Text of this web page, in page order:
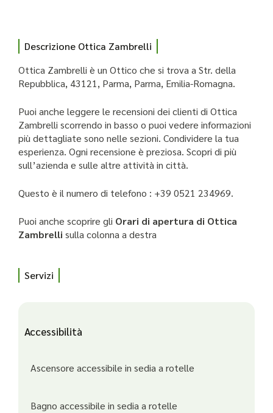
Descrizione Ottica Zambrelli
Ottica Zambrelli è un Ottico che si trova a Str. della
Repubblica, 43121, Parma, Parma, Emilia-Romagna.
Puoi anche leggere le recensioni dei clienti di Ottica
Zambrelli scorrendo in basso o puoi vedere informazioni
più dettagliate sono nelle sezioni. Condividere la tua
esperienza. Ogni recensione è preziosa. Scopri di più
sull’azienda e sulle altre attività in città.
Questo è il numero di telefono : +39 0521 234969.
Puoi anche scoprire gli Orari di apertura di Ottica
Zambrelli sulla colonna a destra
Servizi
Accessibilità
Ascensore accessibile in sedia a rotelle
Bagno accessibile in sedia a rotelle